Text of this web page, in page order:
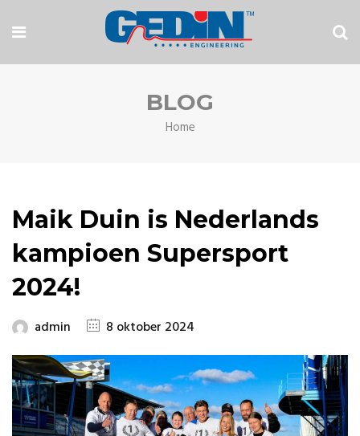
BLOG
Home
Maik Duin is Nederlands
kampioen Supersport
2024!
admin 8 oktober 2024